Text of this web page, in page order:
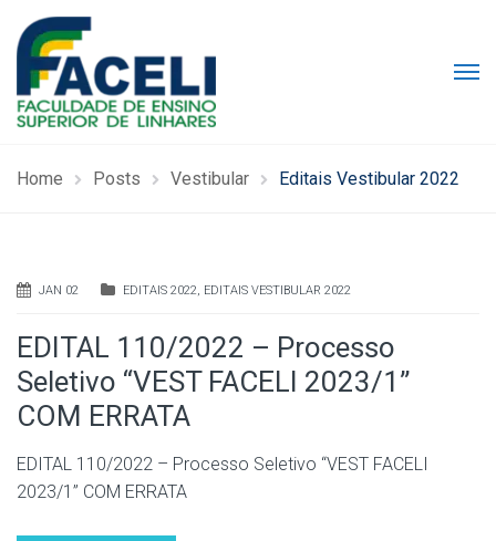
Home Posts Vestibular Editais Vestibular 2022
JAN 02 EDITAIS 2022, EDITAIS VESTIBULAR 2022
EDITAL 110/2022 – Processo
Seletivo “VEST FACELI 2023/1”
COM ERRATA
EDITAL 110/2022 – Processo Seletivo “VEST FACELI
2023/1” COM ERRATA